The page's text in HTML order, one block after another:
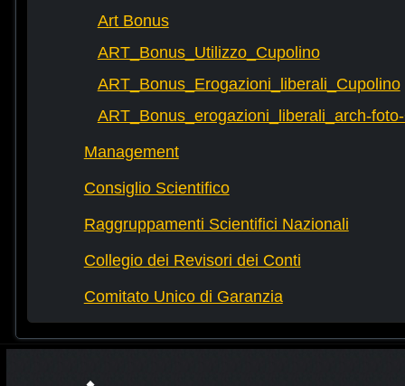
Art Bonus
ART_Bonus_Utilizzo_Cupolino
ART_Bonus_Erogazioni_liberali_Cupolino
ART_Bonus_erogazioni_liberali_arch-
Management
Consiglio Scientifico
Raggruppamenti Scientifici Nazionali
Collegio dei Revisori dei Conti
Comitato Unico di Garanzia